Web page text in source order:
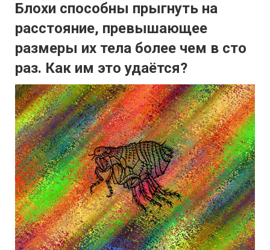
Блохи способны прыгнуть на
расстояние, превышающее
размеры их тела более чем в сто
раз. Как им это удаётся?